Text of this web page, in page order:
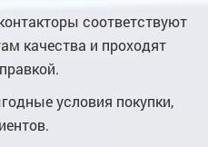
соответствуют
качества и проходят
условия покупки,